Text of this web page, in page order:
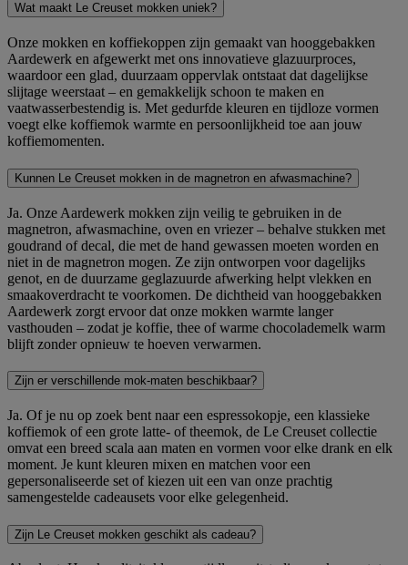
Wat maakt Le Creuset mokken uniek?
Onze mokken en koffiekoppen zijn gemaakt van hooggebakken
Aardewerk en afgewerkt met ons innovatieve glazuurproces,
waardoor een glad, duurzaam oppervlak ontstaat dat dagelijkse
slijtage weerstaat – en gemakkelijk schoon te maken en
vaatwasserbestendig is. Met gedurfde kleuren en tijdloze vormen
voegt elke koffiemok warmte en persoonlijkheid toe aan jouw
koffiemomenten.
Kunnen Le Creuset mokken in de magnetron en afwasmachine?
Ja. Onze Aardewerk mokken zijn veilig te gebruiken in de
magnetron, afwasmachine, oven en vriezer – behalve stukken met
goudrand of decal, die met de hand gewassen moeten worden en
niet in de magnetron mogen. Ze zijn ontworpen voor dagelijks
genot, en de duurzame geglazuurde afwerking helpt vlekken en
smaakoverdracht te voorkomen. De dichtheid van hooggebakken
Aardewerk zorgt ervoor dat onze mokken warmte langer
vasthouden – zodat je koffie, thee of warme chocolademelk warm
blijft zonder opnieuw te hoeven verwarmen.
Zijn er verschillende mok-maten beschikbaar?
Ja. Of je nu op zoek bent naar een espressokopje, een klassieke
koffiemok of een grote latte- of theemok, de Le Creuset collectie
omvat een breed scala aan maten en vormen voor elke drank en elk
moment. Je kunt kleuren mixen en matchen voor een
gepersonaliseerde set of kiezen uit een van onze prachtig
samengestelde cadeausets voor elke gelegenheid.
Zijn Le Creuset mokken geschikt als cadeau?